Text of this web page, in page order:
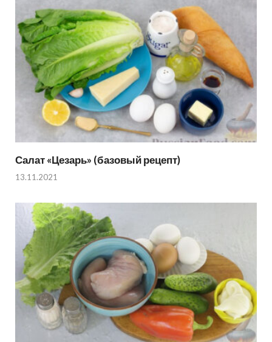
Салат «Цезарь» (базовый рецепт)
13.11.2021